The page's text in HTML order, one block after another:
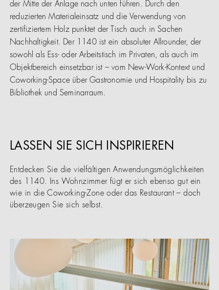
der Mitte der Anlage nach unten führen. Durch den
reduzierten Materialeinsatz und die Verwendung von
zertifiziertem Holz punktet der Tisch auch in Sachen
Nachhaltigkeit. Der 1140 ist ein absoluter Allrounder, der
sowohl als Ess- oder Arbeitstisch im Privaten, als auch im
Objektbereich einsetzbar ist – vom New-Work-Kontext und
Coworking-Space über Gastronomie und Hospitality bis zu
Bibliothek und Seminarraum.
LASSEN SIE SICH INSPIRIEREN
Entdecken Sie die vielfältigen Anwendungsmöglichkeiten
des 1140. Ins Wohnzimmer fügt er sich ebenso gut ein
wie in die Coworking-Zone oder das Restaurant – doch
überzeugen Sie sich selbst.